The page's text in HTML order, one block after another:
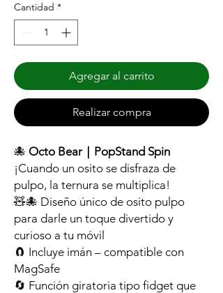
Cantidad *
Agregar al carrito
Realizar compra
🐙 Octo Bear｜PopStand Spin
¡Cuando un osito se disfraza de
pulpo, la ternura se multiplica!
🧸🐙 Diseño único de osito pulpo
para darle un toque divertido y
curioso a tu móvil
🧲 Incluye imán – compatible con
MagSafe
🔄 Función giratoria tipo fidget que